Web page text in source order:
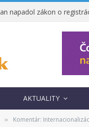
AKTUALITY
» Komentár: